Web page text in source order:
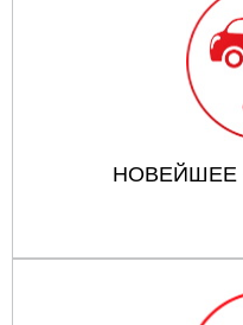
НОВЕЙШЕЕ